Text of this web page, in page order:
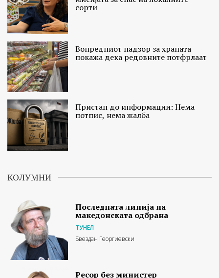
сорти
Вонредниот надзор за храната
покажа дека редовните потфрлаат
Пристап до информации: Нема
потпис, нема жалба
КОЛУМНИ
Последната линија на
македонската одбрана
ТУНЕЛ
Ѕвездан Георгиевски
Ресор без министер